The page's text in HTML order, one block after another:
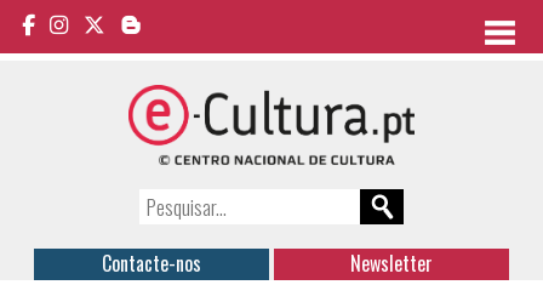
Contacte-nos Newsletter